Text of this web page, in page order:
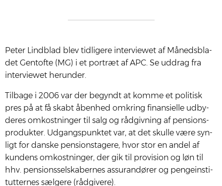
Peter Lind­blad blev tid­li­ge­re inter­viewet af Måneds­bla­
det Gen­tof­te (MG) i et portræt af APC. Se uddrag fra
inter­viewet her­un­der.
Til­ba­ge i 2006 var der begyndt at kom­me et poli­tisk
pres på at få skabt åben­hed omkring finan­si­el­le udby­
de­res omkost­nin­ger til salg og råd­giv­ning af pen­sions­
pro­duk­ter. Udgangs­punk­tet var, at det skul­le være syn­
ligt for dan­ske pen­sions­ta­ge­re, hvor stor en andel af
kun­dens omkost­nin­ger, der gik til pro­vi­sion og løn til
hhv. pen­sions­sel­ska­ber­nes assu­ran­dø­rer og pen­ge­in­sti­
tut­ter­nes sæl­ge­re (råd­gi­ve­re).